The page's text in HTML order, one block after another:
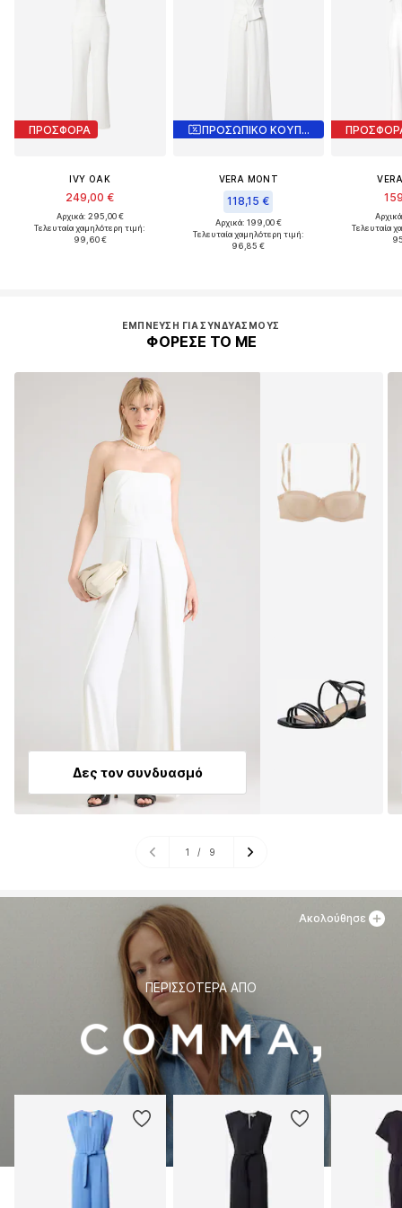
ΠΡΟΣΦΟΡΑ
IVY OAK
249,00 €
Αρχικά: 295,00 €
Τελευταία χαμηλότερη τιμή:
99,60 €
ΠΡΟΣΩΠΙΚΟ ΚΟΥΠΟΝΙ
VERA MONT
118,15 €
Αρχικά: 199,00 €
Τελευταία χαμηλότερη τιμή:
96,85 €
Τελευταία
ΈΜΠΝΕΥΣΗ ΓΙΑ ΣΥΝΔΥΑΣΜΟΎΣ
ΦΟΡΕΣΕ ΤΟ ΜΕ
Δες τον συνδυασμό
1 / 9
ΠΕΡΙΣΣΌΤΕΡΑ ΑΠΌ
Ακολούθησε